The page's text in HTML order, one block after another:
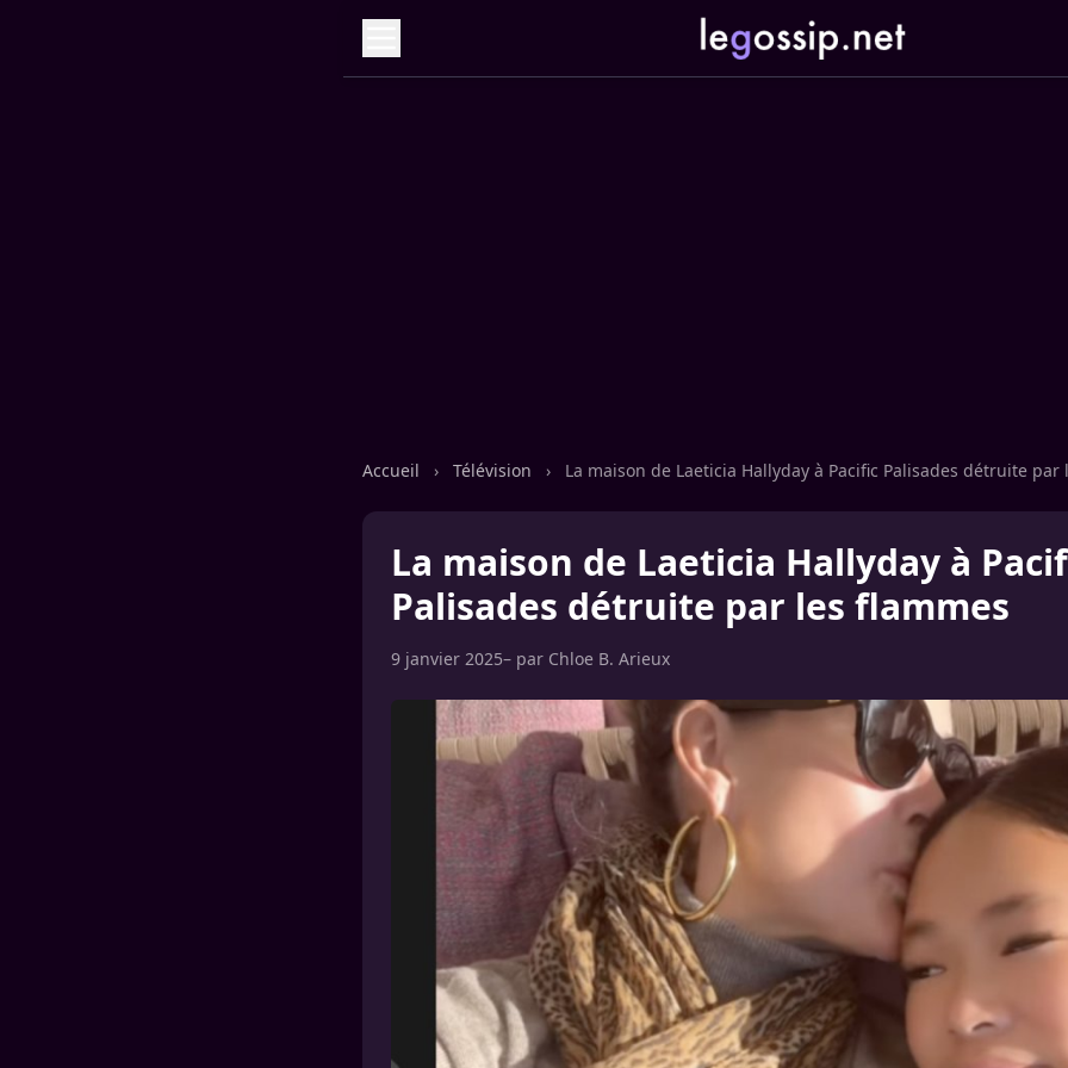
Accueil › Télévision › La maison de Laeticia Hallyday à Pacific Palisades détruite par
La maison de Laeticia Hallyday à
Palisades détruite par les flammes
9 janvier 2025– par Chloe B. Arieux